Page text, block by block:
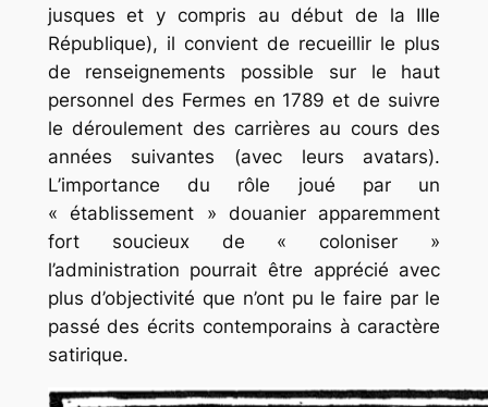
jusques et y compris au début de la IIIe
République), il convient de recueillir le plus
de renseignements possible sur le haut
personnel des Fermes en 1789 et de sui­vre
le déroulement des carrières au cours des
années suivantes (avec leurs avatars).
L’impor­tance du rôle joué par un
« établissement » douanier apparemment
fort soucieux de « coloniser »
l’administration pourrait être appré­cié avec
plus d’objectivité que n’ont pu le faire par le
passé des écrits contemporains à caractère
satirique.